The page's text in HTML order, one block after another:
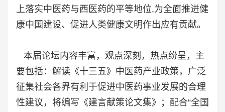
上落实中医药与西医药的平等地位,为全面推进健
康中国建设、促进人类健康文明作出应有贡献。
本届论坛内容丰富，观点深刻，热点纷呈，主
要包括：解读《十三五》中医药产业政策，广泛
征集社会各界有利于促进中医药事业发展的合理
性建议，将编写《建言献策论文集》；配合“全国